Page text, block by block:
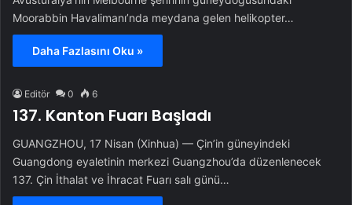
Moorabbin Havalimanı’nda meydana gelen helikopter…
Daha Fazlasını Oku »
Editör 0 6
137. Kanton Fuarı Başladı
GUANGZHOU, 17 Nisan (Xinhua) — Çin’in güneyindeki
Guangdong eyaletinin merkezi Guangzhou’da düzenlenecek
137. Çin İthalat ve İhracat Fuarı salı günü…